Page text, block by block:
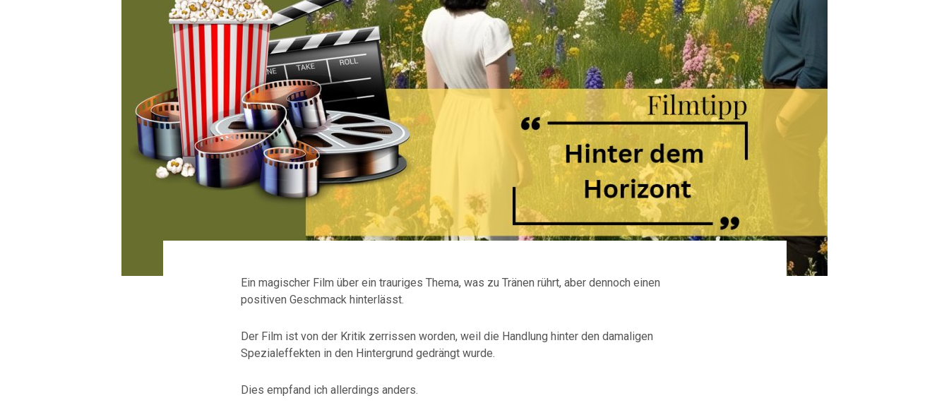
Ein magischer Film über ein trauriges Thema, was zu Tränen rührt, aber dennoch einen
positiven Geschmack hinterlässt.
Der Film ist von der Kritik zerrissen worden, weil die Handlung hinter den damaligen
Spezialeffekten in den Hintergrund gedrängt wurde.
Dies empfand ich allerdings anders.